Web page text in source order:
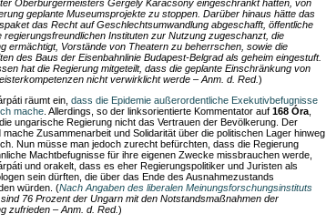
Oberbürgermeisters Gergely Karácsony eingeschränkt hätten, von
geplante Museumsprojekte zu stoppen. Darüber hinaus hätte das
das Recht auf Geschlechtsumwandlung abgeschafft, öffentliche
regierungsfreundlichen Instituten zur Nutzung zugeschanzt, die
ermächtigt, Vorstände von Theatern zu beherrschen, sowie die
des Baus der Eisenbahnlinie Budapest-Belgrad als geheim eingestuft.
hat die Regierung mitgeteilt, dass die geplante Einschränkung von
nicht verwirklicht werde – Anm. d. Red.)
räumt ein, dass die Epidemie außerordentliche Exekutivbefugnisse
mache . Allerdings, so der linksorientierte Kommentator auf 168 Óra
ungarische Regierung nicht das Vertrauen der Bevölkerung. Der
mache Zusammenarbeit und Solidarität über die politischen Lager hinweg
Nun müsse man jedoch zurecht befürchten, dass die Regierung
Machtbefugnisse für ihre eigenen Zwecke missbrauchen werde,
und orakelt, dass es eher Regierungspolitiker und Juristen als
sein dürften, die über das Ende des Ausnahmezustands
würden. (Nach Angaben des liberalen Meinungsforschungsinstituts
sind 76 Prozent der Ungarn mit den Notstandsmaßnahmen der
zufrieden – Anm. d. Red.)